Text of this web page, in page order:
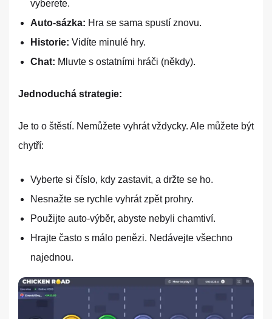
vyberete.
Auto-sázka: Hra se sama spustí znovu.
Historie: Vidíte minulé hry.
Chat: Mluvte s ostatními hráči (někdy).
Jednoduchá strategie:
Je to o štěstí. Nemůžete vyhrát vždycky. Ale můžete být
chytří:
Vyberte si číslo, kdy zastavit, a držte se ho.
Nesnažte se rychle vyhrát zpět prohry.
Použijte auto-výběr, abyste nebyli chamtiví.
Hrajte často s málo penězi. Nedávejte všechno
najednou.